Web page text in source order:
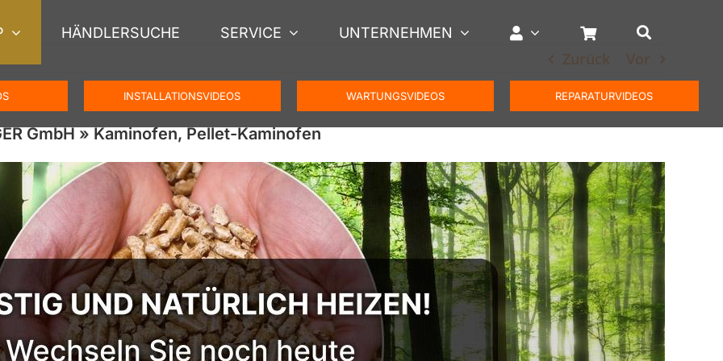
HÄNDLERSUCHE SERVICE UNTERNEHMEN
INSTALLATIONSVIDEOS WARTUNGSVIDEOS REPARATURVIDEOS
Zurück Vor
GmbH » Kaminofen, Pellet-Kaminofen